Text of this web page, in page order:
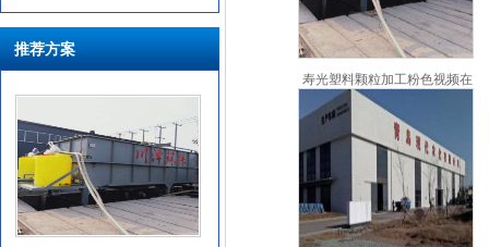
推荐方案
寿光塑料颗粒加工粉色视频在
线下载